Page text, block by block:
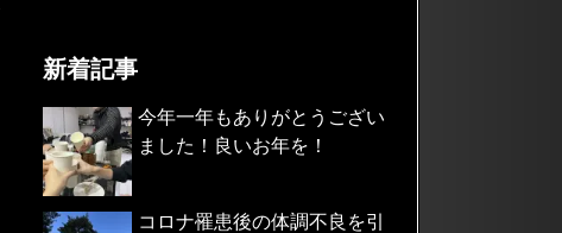
新着記事
今年一年もありがとうござい
ました！良いお年を！
コロナ罹患後の体調不良を引